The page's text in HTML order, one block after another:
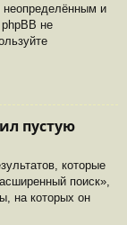
и
не
пустую
которые
поиск»,
на которых он